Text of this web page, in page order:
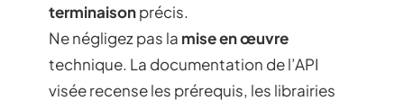
terminaisonprécis.
Ne négligez pas la mise en œuvre
technique. La documentation de l’API
visée recense les prérequis, les librairies